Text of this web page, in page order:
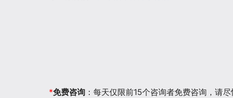
*免费咨询 ：每天仅限前15个咨询者免费咨询，请